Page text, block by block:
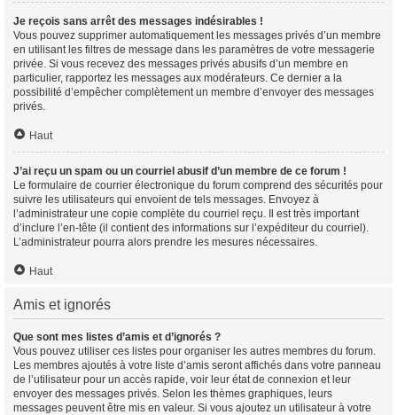
Je reçois sans arrêt des messages indésirables !
Vous pouvez supprimer automatiquement les messages privés d’un membre
en utilisant les filtres de message dans les paramètres de votre messagerie
privée. Si vous recevez des messages privés abusifs d’un membre en
particulier, rapportez les messages aux modérateurs. Ce dernier a la
possibilité d’empêcher complètement un membre d’envoyer des messages
privés.
Haut
J’ai reçu un spam ou un courriel abusif d’un membre de ce forum !
Le formulaire de courrier électronique du forum comprend des sécurités pour
suivre les utilisateurs qui envoient de tels messages. Envoyez à
l’administrateur une copie complète du courriel reçu. Il est très important
d’inclure l’en-tête (il contient des informations sur l’expéditeur du courriel).
L’administrateur pourra alors prendre les mesures nécessaires.
Haut
Amis et ignorés
Que sont mes listes d’amis et d’ignorés ?
Vous pouvez utiliser ces listes pour organiser les autres membres du forum.
Les membres ajoutés à votre liste d’amis seront affichés dans votre panneau
de l’utilisateur pour un accès rapide, voir leur état de connexion et leur
envoyer des messages privés. Selon les thèmes graphiques, leurs
messages peuvent être mis en valeur. Si vous ajoutez un utilisateur à votre